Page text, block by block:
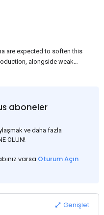
are expected to soften this
alongside weak
aboneler
ve daha fazla
OLUN!
varsa Oturum Açın
Genişlet